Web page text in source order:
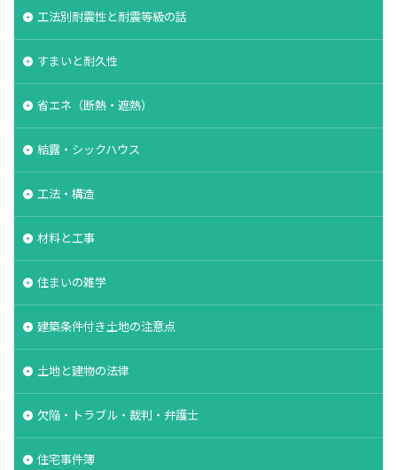
工法別耐震性と耐震等級の話
すまいと耐久性
省エネ（断熱・遮熱）
結露・シックハウス
工法・構造
材料と工事
住まいの雑学
建築条件付き土地の注意点
土地と建物の法律
欠陥・トラブル・裁判・弁護士
住宅事件簿